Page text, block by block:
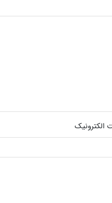
الکترونیک